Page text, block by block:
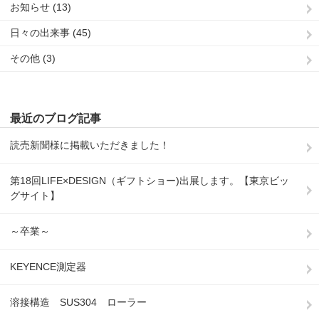
お知らせ (13)
日々の出来事 (45)
その他 (3)
最近のブログ記事
読売新聞様に掲載いただきました！
第18回LIFE×DESIGN（ギフトショー)出展します。【東京ビッ
グサイト】
～卒業～
KEYENCE測定器
溶接構造 SUS304 ローラー